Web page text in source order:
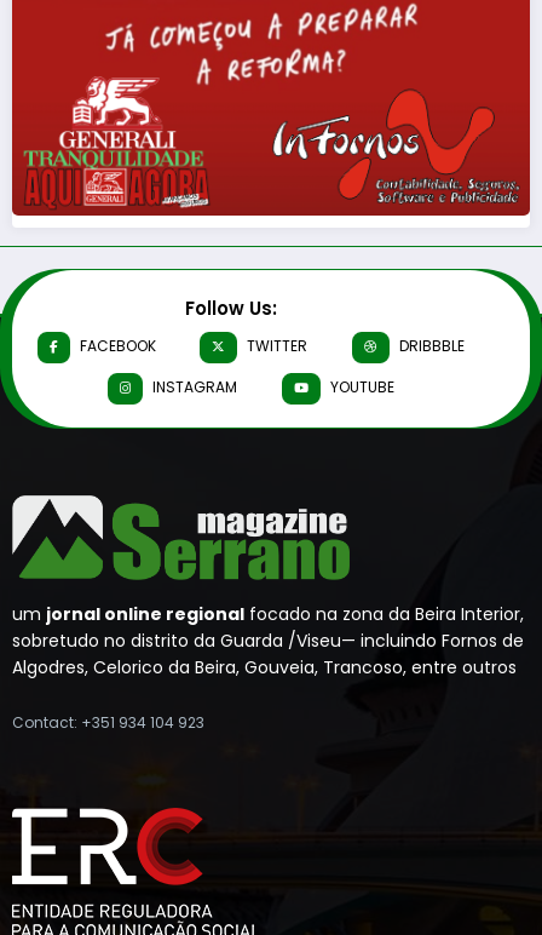
Follow Us:
FACEBOOK TWITTER
DRIBBBLE
INSTAGRAM
YOUTUBE
um jornal online regional focado na zona da Beira Interior,
sobretudo no distrito da Guarda /Viseu— incluindo Fornos de
Algodres, Celorico da Beira, Gouveia, Trancoso, entre outros
Contact: +351 934 104 923